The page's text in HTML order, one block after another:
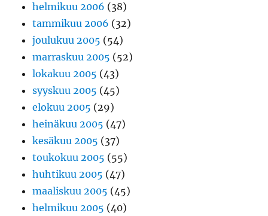
helmikuu 2006 (38)
tammikuu 2006 (32)
joulukuu 2005 (54)
marraskuu 2005 (52)
lokakuu 2005 (43)
syyskuu 2005 (45)
elokuu 2005 (29)
heinäkuu 2005 (47)
kesäkuu 2005 (37)
toukokuu 2005 (55)
huhtikuu 2005 (47)
maaliskuu 2005 (45)
helmikuu 2005 (40)